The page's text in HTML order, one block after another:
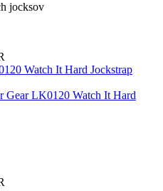
jocksov
Gear LK0120 Watch It Hard